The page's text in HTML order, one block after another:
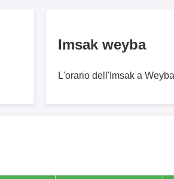
Imsak weyba
L'orario dell'Imsak a